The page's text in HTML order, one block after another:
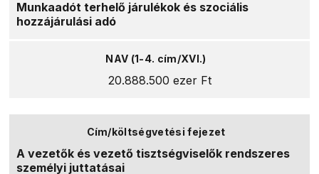
Munkaadót terhelő járulékok és szociális
hozzájárulási adó
20.888.500 ezer Ft
A vezetők és vezető tisztségviselők rendszeres
személyi juttatásai